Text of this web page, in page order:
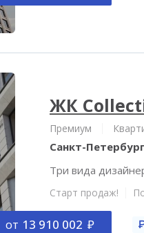
ЖК
Премиум
Санкт-Петербург
Три вида
Старт продаж!
от 13 910 002